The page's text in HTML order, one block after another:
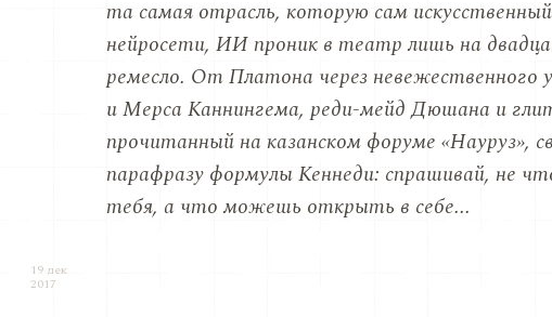
19 дек
2017
та самая отрасль, которую сам
нейросети, ИИ проник в театр лишь на
ремесло. От Платона через
и Мерса Каннингема, реди-мейд Дюшана и
прочитанный на казанском форуме «Науруз»,
парафразу формулы Кеннеди: спрашивай, не
тебя, а что можешь открыть в себе...